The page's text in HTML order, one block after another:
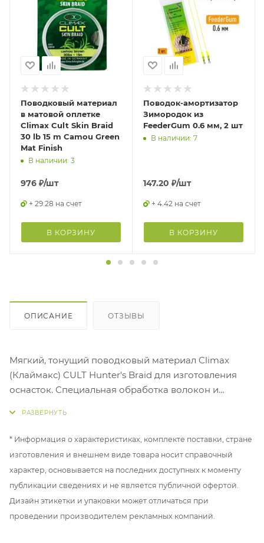
Поводковый материал
в матовой оплетке
Climax Cult Skin Braid
30 lb 15 m Camou Green
Mat Finish
В наличии: 3
976 ₽/шт
+ 29.28 на счет
В КОРЗИНУ
Поводок-амортизатор
Зимородок из
FeederGum 0.6 мм, 2 шт
В наличии: 7
147.20 ₽/шт
+ 4.42 на счет
В КОРЗИНУ
ОПИСАНИЕ ОТЗЫВЫ
Мягкий, тонущий поводковый материал Climax
(Клаймакс) CULT Hunter's Braid для изготовления
оснасток. Специальная обработка волокон и
Разрывная нагрузка: 25lb (12 кг)
* Информация о характеристиках, комплекте поставки, стране
изготовления и внешнем виде товара носит справочный
характер, основывается на последних доступных к моменту
публикации сведениях и не является публичной офертой.
Дизайн этикетки и упаковки может отличаться при
проведении производителем рекламных компаний.